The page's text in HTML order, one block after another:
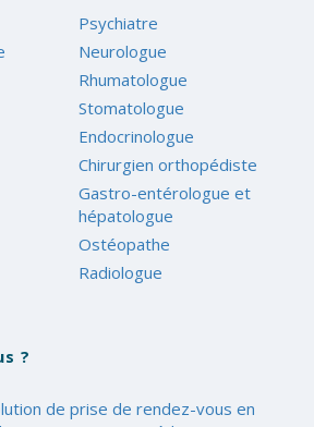
Psychiatre
Neurologue
Rhumatologue
Stomatologue
Endocrinologue
Chirurgien orthopédiste
Gastro-entérologue et
hépatologue
Ostéopathe
Radiologue
?
de prise de rendez-vous en